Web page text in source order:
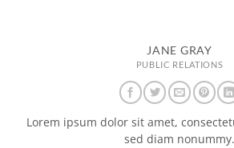
JANE GRAY
PUBLIC RELATIONS
Lorem ipsum dolor sit amet,
sed diam nonummy.